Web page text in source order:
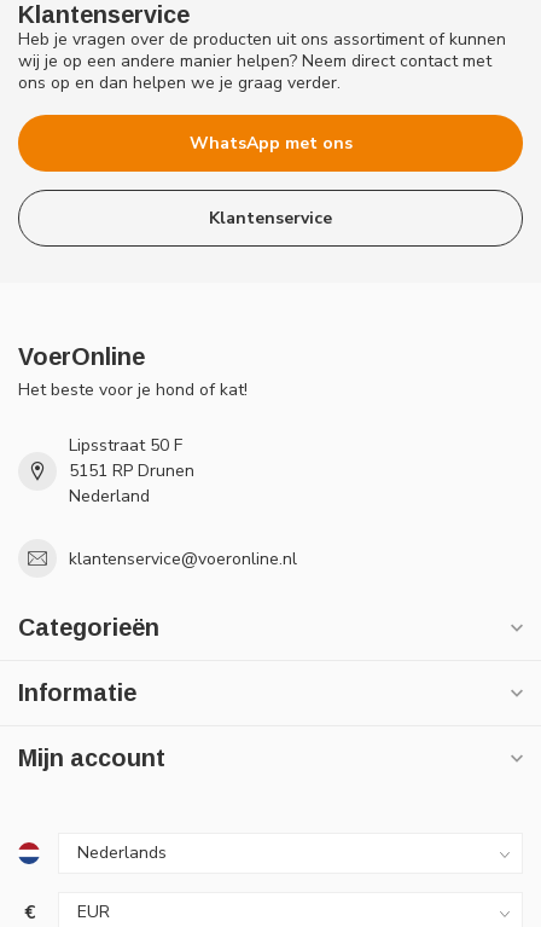
Klantenservice
Heb je vragen over de producten uit ons assortiment of kunnen
wij je op een andere manier helpen? Neem direct contact met
ons op en dan helpen we je graag verder.
WhatsApp met ons
Klantenservice
VoerOnline
Het beste voor je hond of kat!
Lipsstraat 50 F
5151 RP Drunen
Nederland
klantenservice@voeronline.nl
Categorieën
Informatie
Mijn account
€